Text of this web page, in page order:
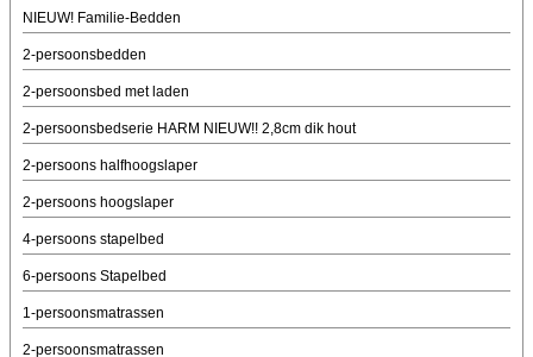
NIEUW! Familie-Bedden
2-persoonsbedden
2-persoonsbed met laden
2-persoonsbedserie HARM NIEUW!! 2,8cm dik hout
2-persoons halfhoogslaper
2-persoons hoogslaper
4-persoons stapelbed
6-persoons Stapelbed
1-persoonsmatrassen
2-persoonsmatrassen